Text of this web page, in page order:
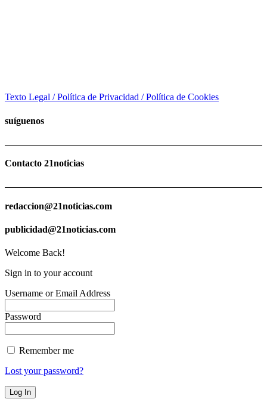
Texto Legal / Política de Privacidad / Política de Cookies
suíguenos
Contacto 21noticias
redaccion@21noticias.com
publicidad@21noticias.com
Welcome Back!
Sign in to your account
Username or Email Address
Password
Remember me
Lost your password?